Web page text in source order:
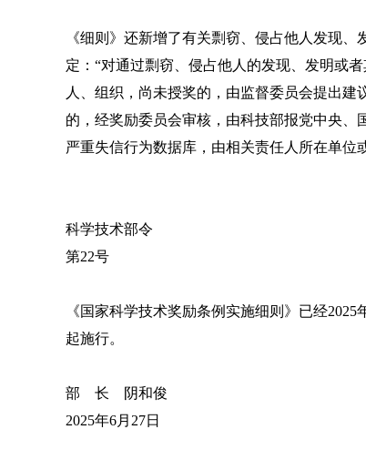
《细则》还新增了有关剽窃、侵占他人发现
定：“对通过剽窃、侵占他人的发现、发明或
人、组织，尚未授奖的，由监督委员会提出
的，经奖励委员会审核，由科技部报党中央
严重失信行为数据库，由相关责任人所在单位
科学技术部令
第22号
《国家科学技术奖励条例实施细则》已经
起施行。
部 长 阴和俊
2025年6月27日